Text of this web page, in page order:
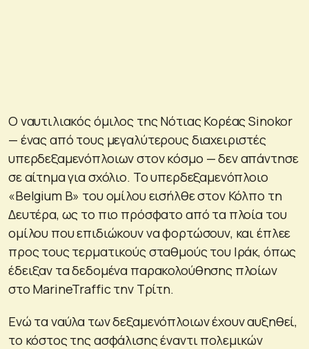
Ο ναυτιλιακός όμιλος της Νότιας Κορέας Sinokor
— ένας από τους μεγαλύτερους διαχειριστές
υπερδεξαμενόπλοιων στον κόσμο — δεν απάντησε
σε αίτημα για σχόλιο. Το υπερδεξαμενόπλοιο
«Belgium B» του ομίλου εισήλθε στον Κόλπο τη
Δευτέρα, ως το πιο πρόσφατο από τα πλοία του
ομίλου που επιδιώκουν να φορτώσουν, και έπλεε
προς τους τερματικούς σταθμούς του Ιράκ, όπως
έδειξαν τα δεδομένα παρακολούθησης πλοίων
στο MarineTraffic την Τρίτη.
Ενώ τα ναύλα των δεξαμενόπλοιων έχουν αυξηθεί,
το κόστος της ασφάλισης έναντι πολεμικών